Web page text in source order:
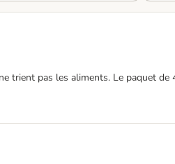
trient pas les aliments. Le paquet